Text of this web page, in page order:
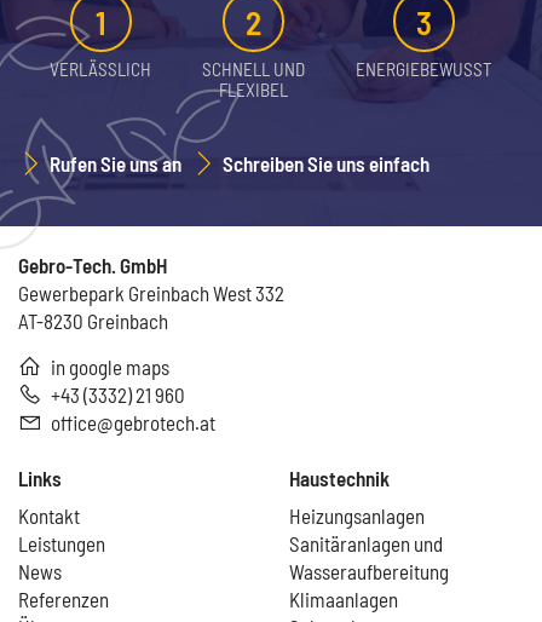
1
VERLÄSSLICH
2
SCHNELL UND
FLEXIBEL
3
ENERGIEBEWUSST
Rufen Sie uns an Schreiben Sie uns einfach
Gebro-Tech. GmbH
Gewerbepark Greinbach West 332
AT-8230 Greinbach
in google maps
+43 (3332) 21 960
office@gebrotech.at
Links
Kontakt
Leistungen
News
Referenzen
Haustechnik
Heizungsanlagen
Sanitäranlagen und
Wasseraufbereitung
Klimaanlagen